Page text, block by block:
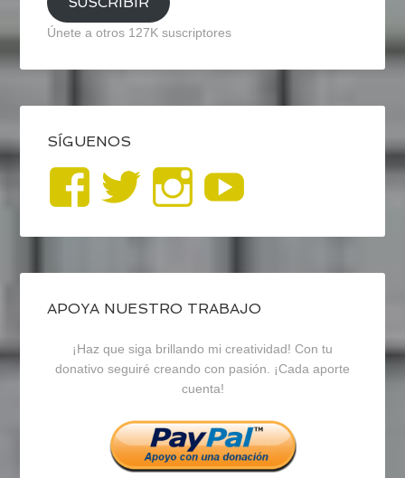
Únete a otros 127K suscriptores
SÍGUENOS
Ver
perfil
de
blogrecursosep
en
Facebook
Ver
perfil
de
recursosep
en
Twitter
Ver
perfil
de
recursosep
en
Instagram
APOYA NUESTRO TRABAJO
¡Haz que siga brillando mi creatividad! Con tu
donativo seguiré creando con pasión. ¡Cada aporte
cuenta!